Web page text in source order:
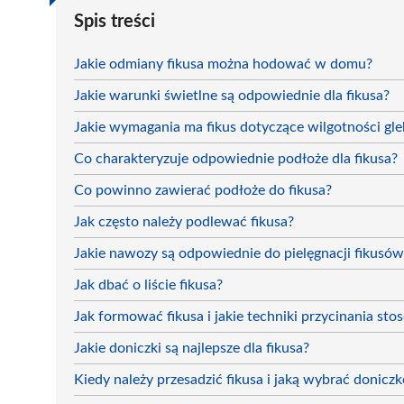
Spis treści
Jakie odmiany fikusa można hodować w domu?
Jakie warunki świetlne są odpowiednie dla fikusa?
Jakie wymagania ma fikus dotyczące wilgotności
Co charakteryzuje odpowiednie podłoże dla fikusa?
Co powinno zawierać podłoże do fikusa?
Jak często należy podlewać fikusa?
Jakie nawozy są odpowiednie do pielęgnacji
Jak dbać o liście fikusa?
Jak formować fikusa i jakie techniki przycinania
Jakie doniczki są najlepsze dla fikusa?
Kiedy należy przesadzić fikusa i jaką wybrać